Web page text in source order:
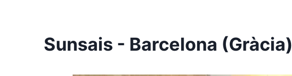
Sunsais - Barcelona (Gràcia)